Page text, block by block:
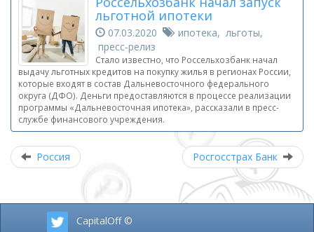
льготной ипотеки
07.03.2020
ипотека, льготы,
пресс-релиз
Стало известно, что Россельхозбанк начал
выдачу льготных кредитов на покупку жилья в регионах России,
которые входят в состав Дальневосточного федерального
округа (ДФО). Деньги предоставляются в процессе реализации
программы «Дальневосточная ипотека», рассказали в пресс-
службе финансового учреждения.
Россия Росгосстрах Банк
CapitalOff ©